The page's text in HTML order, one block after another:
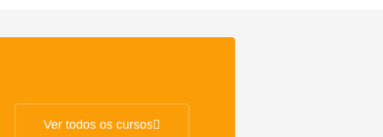
Ver todos os cursos